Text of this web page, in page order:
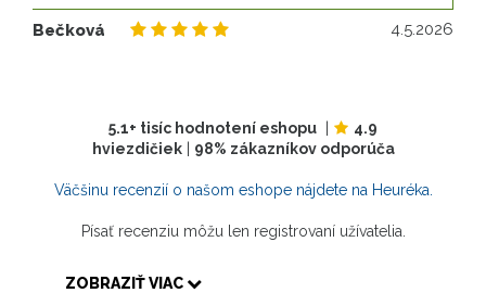
Bečková 4.5.2026
5.1+ tisíc hodnotení eshopu
4.9
hviezdičiek| 98% zákazníkov odporúča
Väčšinu recenzií o našom eshope nájdete na Heuréka.
Písať recenziu môžu len registrovaní užívatelia.
ZOBRAZIŤ VIAC